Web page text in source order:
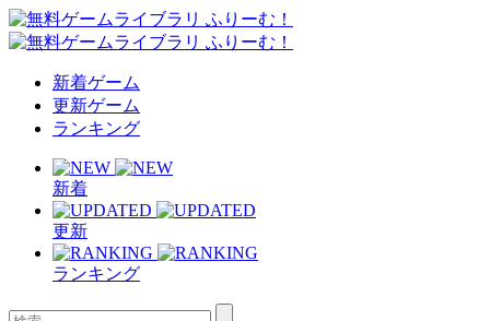
新着ゲーム
更新ゲーム
ランキング
新着
更新
ランキング